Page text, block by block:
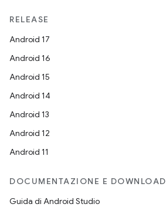
RELEASE
Android 17
Android 16
Android 15
Android 14
Android 13
Android 12
Android 11
DOCUMENTAZIONE E DOWNLOAD
Guida di Android Studio